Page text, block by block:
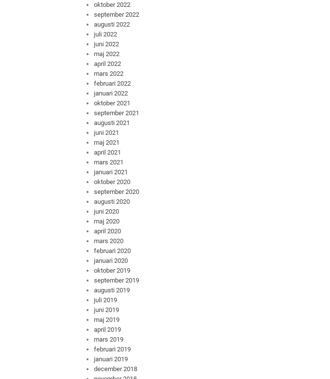
oktober 2022
september 2022
augusti 2022
juli 2022
juni 2022
maj 2022
april 2022
mars 2022
februari 2022
januari 2022
oktober 2021
september 2021
augusti 2021
juni 2021
maj 2021
april 2021
mars 2021
januari 2021
oktober 2020
september 2020
augusti 2020
juni 2020
maj 2020
april 2020
mars 2020
februari 2020
januari 2020
oktober 2019
september 2019
augusti 2019
juli 2019
juni 2019
maj 2019
april 2019
mars 2019
februari 2019
januari 2019
december 2018